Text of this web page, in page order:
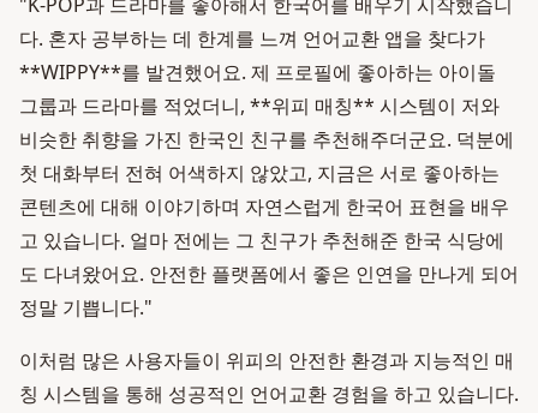
다. 혼자 공부하는 데 한계를 느껴 언어교환 앱을 찾다가
**WIPPY**를 발견했어요. 제 프로필에 좋아하는 아이돌
그룹과 드라마를 적었더니, **위피 매칭** 시스템이 저와
비슷한 취향을 가진 한국인 친구를 추천해주더군요. 덕분에
첫 대화부터 전혀 어색하지 않았고, 지금은 서로 좋아하는
콘텐츠에 대해 이야기하며 자연스럽게 한국어 표현을 배우
고 있습니다. 얼마 전에는 그 친구가 추천해준 한국 식당에
도 다녀왔어요. 안전한 플랫폼에서 좋은 인연을 만나게 되어
정말 기쁩니다."
이처럼 많은 사용자들이 위피의 안전한 환경과 지능적인 매
칭 시스템을 통해 성공적인 언어교환 경험을 하고 있습니다.